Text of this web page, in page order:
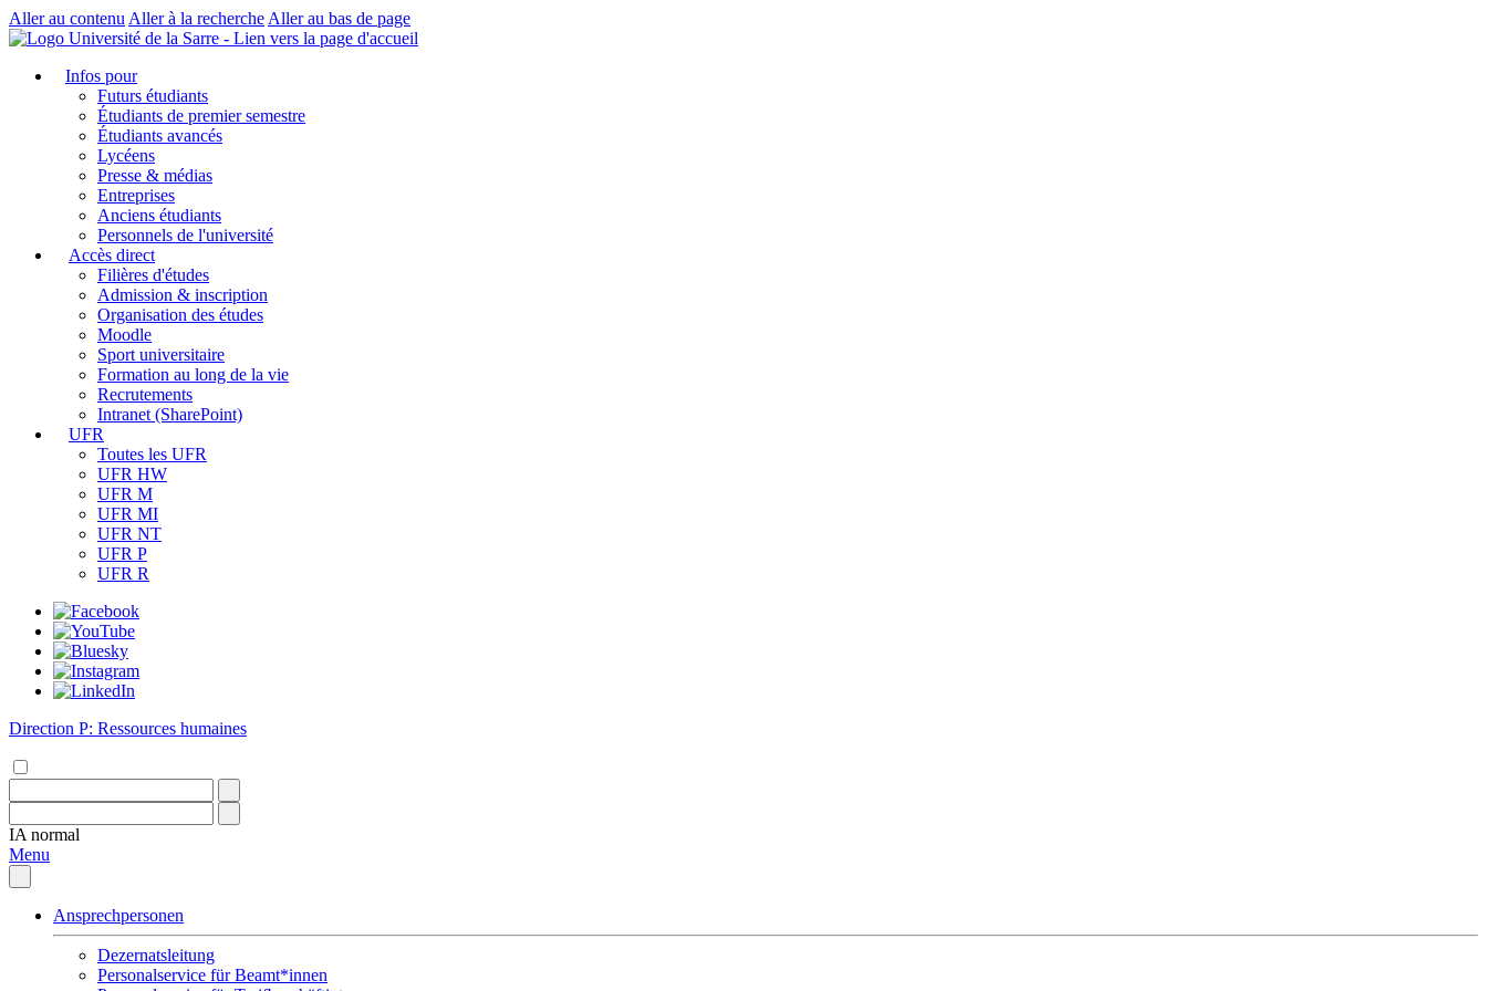
Aller au contenu Aller à la recherche Aller au bas de page
Infos pour
Futurs étudiants
Étudiants de premier semestre
Étudiants avancés
Lycéens
Presse & médias
Entreprises
Anciens étudiants
Personnels de l'université
Accès direct
Filières d'études
Admission & inscription
Organisation des études
Moodle
Sport universitaire
Formation au long de la vie
Recrutements
Intranet (SharePoint)
UFR
Toutes les UFR
UFR HW
UFR M
UFR MI
UFR NT
UFR P
UFR R
Direction P: Ressources humaines
IA normal
Menu
Ansprechpersonen
Dezernatsleitung
Personalservice für Beamt*innen